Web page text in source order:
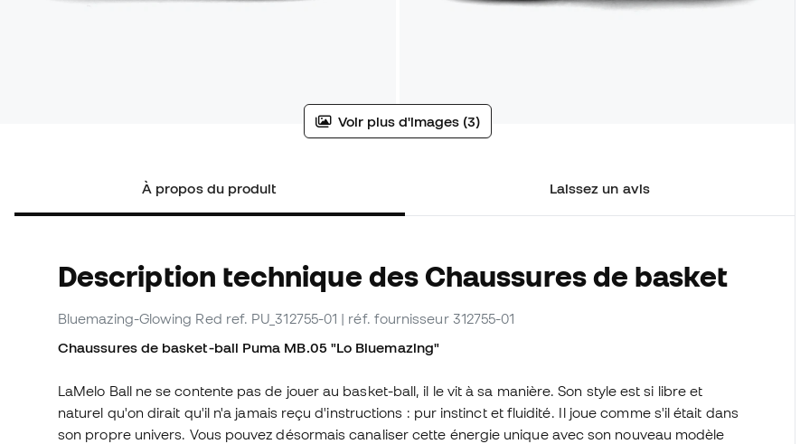
Voir plus d'images (3)
À propos du produit Laissez un avis
Description technique des Chaussures de basket
Bluemazing-Glowing Red ref. PU_312755-01 | réf. fournisseur 312755-01
Chaussures de basket-ball Puma MB.05 "Lo Bluemazing"
LaMelo Ball ne se contente pas de jouer au basket-ball, il le vit à sa manière. Son style est si libre et
naturel qu'on dirait qu'il n'a jamais reçu d'instructions : pur instinct et fluidité. Il joue comme s'il était dans
son propre univers. Vous pouvez désormais canaliser cette énergie unique avec son nouveau modèle